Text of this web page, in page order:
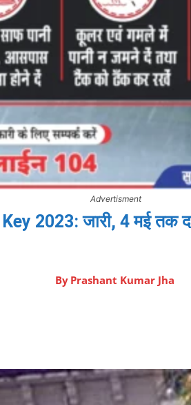
Advertisment
Key 2023: जारी, 4 मई तक
By Prashant Kumar Jha